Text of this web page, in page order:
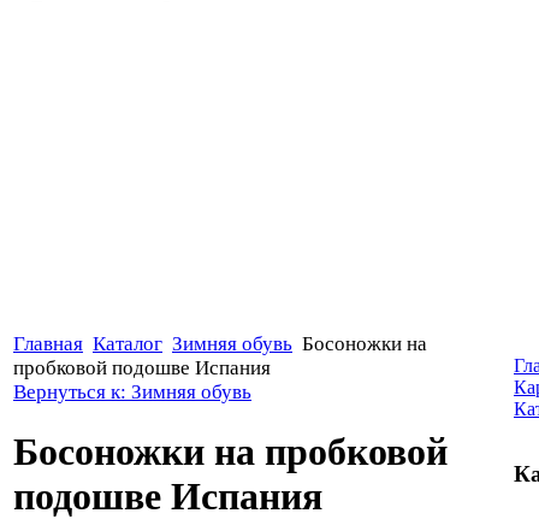
Главная Каталог Зимняя обувь Босоножки на
пробковой подошве Испания
Вернуться к: Зимняя обувь
Босоножки на пробковой
подошве Испания